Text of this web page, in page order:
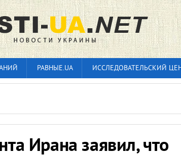
РАВНЫЕ.UA ИССЛЕДОВАТЕЛЬСКИЙ
Ирана заявил, что